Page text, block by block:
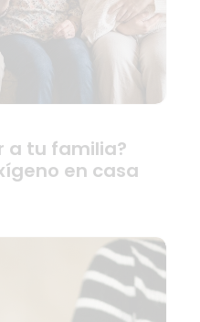
a tu familia?
en casa